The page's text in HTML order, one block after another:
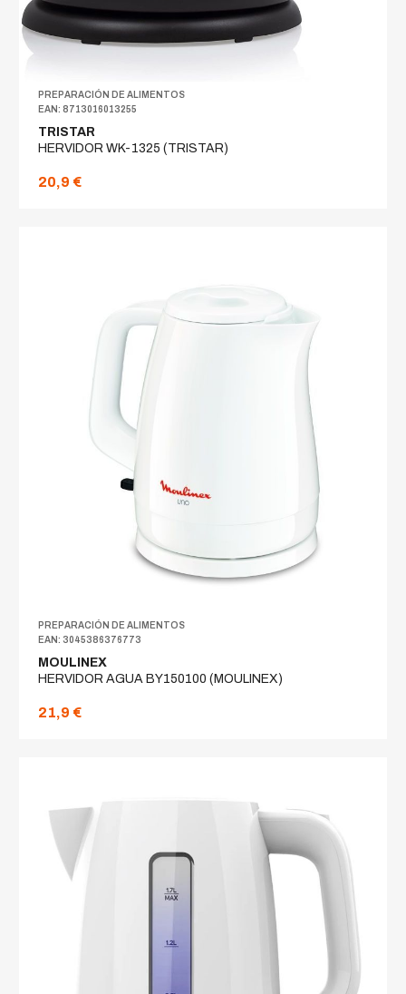
PREPARACIÓN DE ALIMENTOS
EAN: 8713016013255
TRISTAR
HERVIDOR WK-1325 (TRISTAR)
20,9 €
PREPARACIÓN DE ALIMENTOS
EAN: 3045386376773
MOULINEX
HERVIDOR AGUA BY150100 (MOULINEX)
21,9 €